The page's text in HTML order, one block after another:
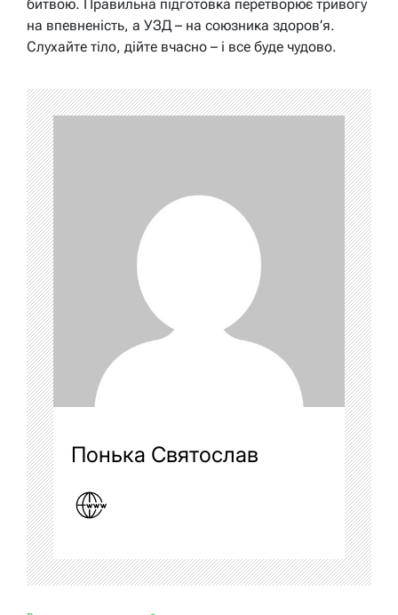
битвою. Правильна підготовка перетворює тривогу
на впевненість, а УЗД – на союзника здоров’я.
Слухайте тіло, дійте вчасно – і все буде чудово.
Понька Святослав